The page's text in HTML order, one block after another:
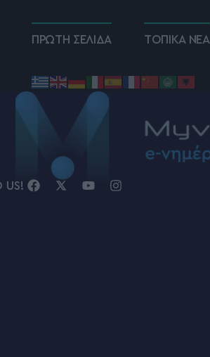
ΠΡΩΤΗ ΣΕΛΙΔΑ ΤΟΠΙΚΑ ΝΕΑ
US!